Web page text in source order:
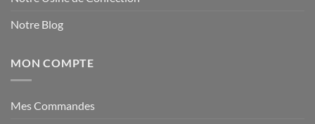
Notre Blog
MON COMPTE
Mes Commandes